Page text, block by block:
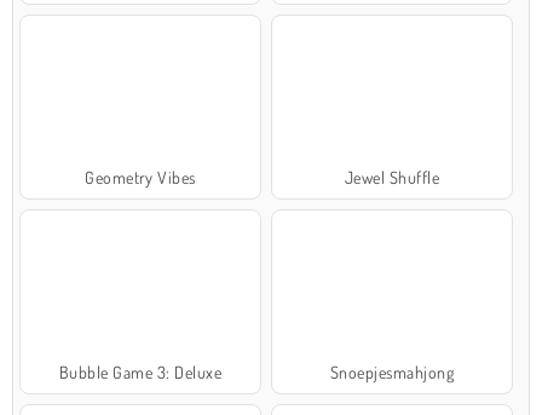
Geometry Vibes Jewel Shuffle
Bubble Game 3: Deluxe Snoepjesmahjong